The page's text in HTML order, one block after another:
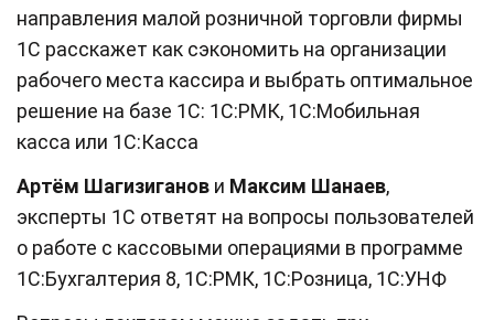
направления малой розничной торговли фирмы
1С расскажет как сэкономить на организации
рабочего места кассира и выбрать оптимальное
решение на базе 1С: 1С:РМК, 1С:Мобильная
касса или 1С:Касса
Артём Шагизиганов и Максим Шанаев,
эксперты 1С ответят на вопросы пользователей
о работе с кассовыми операциями в программе
1С:Бухгалтерия 8, 1С:РМК, 1С:Розница, 1С:УНФ